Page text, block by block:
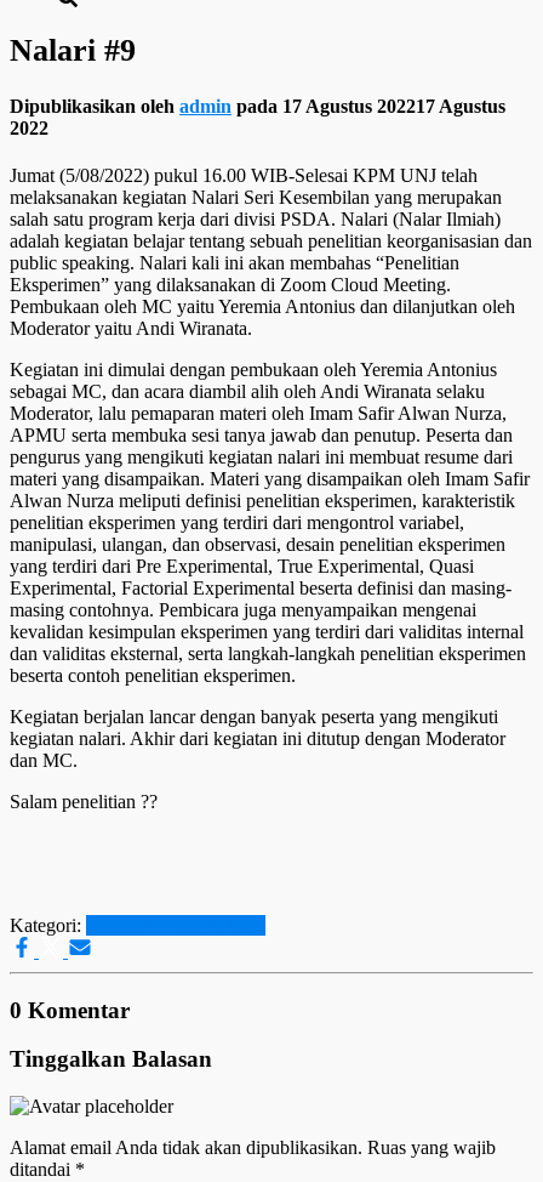
Nalari #9
Dipublikasikan oleh admin pada 17 Agustus 202217 Agustus
2022
Jumat (5/08/2022) pukul 16.00 WIB-Selesai KPM UNJ telah
melaksanakan kegiatan Nalari Seri Kesembilan yang merupakan
salah satu program kerja dari divisi PSDA. Nalari (Nalar Ilmiah)
adalah kegiatan belajar tentang sebuah penelitian keorganisasian dan
public speaking. Nalari kali ini akan membahas “Penelitian
Eksperimen” yang dilaksanakan di Zoom Cloud Meeting.
Pembukaan oleh MC yaitu Yeremia Antonius dan dilanjutkan oleh
Moderator yaitu Andi Wiranata.
Kegiatan ini dimulai dengan pembukaan oleh Yeremia Antonius
sebagai MC, dan acara diambil alih oleh Andi Wiranata selaku
Moderator, lalu pemaparan materi oleh Imam Safir Alwan Nurza,
APMU serta membuka sesi tanya jawab dan penutup. Peserta dan
pengurus yang mengikuti kegiatan nalari ini membuat resume dari
materi yang disampaikan. Materi yang disampaikan oleh Imam Safir
Alwan Nurza meliputi definisi penelitian eksperimen, karakteristik
penelitian eksperimen yang terdiri dari mengontrol variabel,
manipulasi, ulangan, dan observasi, desain penelitian eksperimen
yang terdiri dari Pre Experimental, True Experimental, Quasi
Experimental, Factorial Experimental beserta definisi dan masing-
masing contohnya. Pembicara juga menyampaikan mengenai
kevalidan kesimpulan eksperimen yang terdiri dari validitas internal
dan validitas eksternal, serta langkah-langkah penelitian eksperimen
beserta contoh penelitian eksperimen.
Kegiatan berjalan lancar dengan banyak peserta yang mengikuti
kegiatan nalari. Akhir dari kegiatan ini ditutup dengan Moderator
dan MC.
Salam penelitian ??
Kategori:
0 Komentar
Tinggalkan Balasan
Alamat email Anda tidak akan dipublikasikan. Ruas yang wajib
ditandai *